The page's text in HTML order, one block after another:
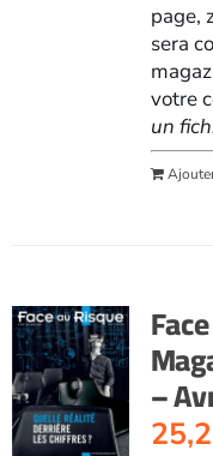
page,
sera
votre
un
–